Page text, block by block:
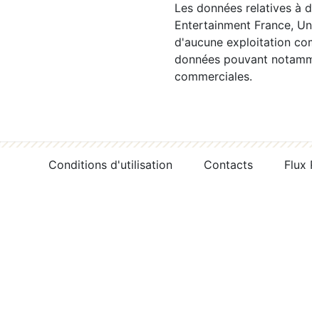
Les données relatives à
Entertainment France,
d'aucune exploitation
données pouvant
commerciales.
Conditions d'utilisation Contacts Flux